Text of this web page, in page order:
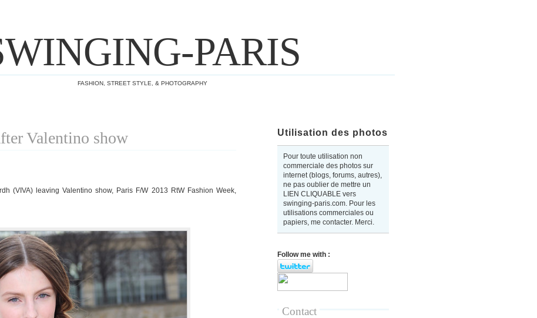
PARIS
FASHION, STREET STYLE, & PHOTOGRAPHY
Utilisation des photos
Pour toute utilisation non
commerciale des photos sur
internet (blogs, forums, autres),
ne pas oublier de mettre un
LIEN CLIQUABLE vers
swinging-paris.com. Pour les
utilisations commerciales ou
papiers, me contacter. Merci.
Follow me with :
Contact
Valentino show
(VIVA) leaving Valentino show, Paris F/W 2013 RtW Fashion Week,